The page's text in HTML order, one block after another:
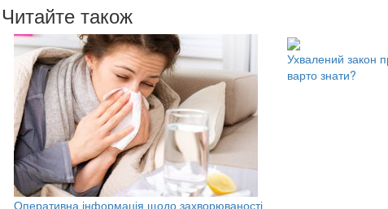
Читайте також
Оперативна інформація щодо захворюваності
Ухвалений закон
варто знати?